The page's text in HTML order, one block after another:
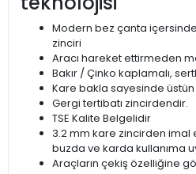
Modern bez çanta
zinciri
Aracı hareket ettirmeden
Bakır / Çinko kaplamalı,
Kare bakla sayesinde
Gergi tertibatı zincirdendir.
TSE Kalite Belgelidir
3.2 mm kare zincirden imal
buzda ve karda kullanıma
Araçların çekiş özelliğine